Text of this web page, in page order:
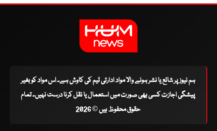
ہم نیوز پر شائع یا نشر ہونے والا مواد ادارتی ٹیم کی کاوش ہے۔ اس مواد کو بغیر
پیشگی اجازت کسی بھی صورت میں استعمال یا نقل کرنا درست نہیں۔ تمام
حقوق محفوظ ہیں © 2026